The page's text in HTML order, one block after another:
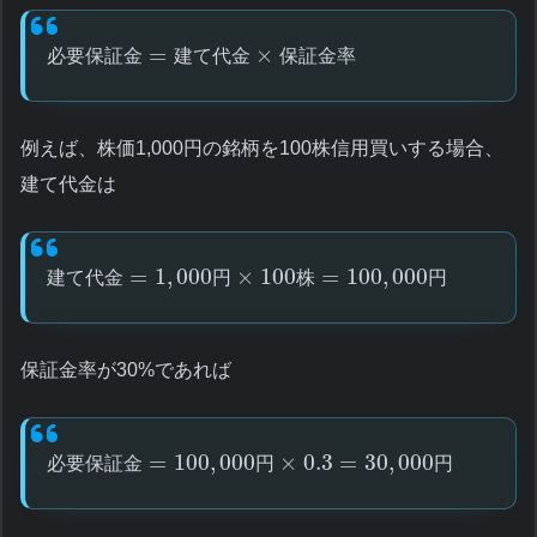
必要保証金 = 建て代金 × 保証金率
例えば、株価1,000円の銘柄を100株信用買いする場合、
建て代金は
建て代金 = 1,000 円 × 100株 = 100,000 円
保証金率が30%であれば
必要保証金 = 100,000 円 × 0.3 = 30,000 円